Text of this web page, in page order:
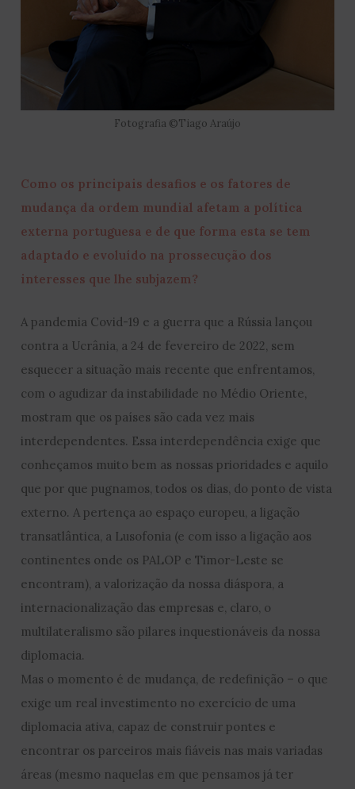
Fotografia ©Tiago Araújo
Como os principais desafios e os fatores de
mudança da ordem mundial afetam a política
externa portuguesa e de que forma esta se tem
adaptado e evoluído na prossecução dos
interesses que lhe subjazem?
A pandemia Covid-19 e a guerra que a Rússia lançou
contra a Ucrânia, a 24 de fevereiro de 2022, sem
esquecer a situação mais recente que enfrentamos,
com o agudizar da instabilidade no Médio Oriente,
mostram que os países são cada vez mais
interdependentes. Essa interdependência exige que
conheçamos muito bem as nossas prioridades e aquilo
que por que pugnamos, todos os dias, do ponto de vista
externo. A pertença ao espaço europeu, a ligação
transatlântica, a Lusofonia (e com isso a ligação aos
continentes onde os PALOP e Timor-Leste se
encontram), a valorização da nossa diáspora, a
internacionalização das empresas e, claro, o
multilateralismo são pilares inquestionáveis da nossa
diplomacia.
Mas o momento é de mudança, de redefinição – o que
exige um real investimento no exercício de uma
diplomacia ativa, capaz de construir pontes e
encontrar os parceiros mais fiáveis nas mais variadas
áreas (mesmo naquelas em que pensamos já ter